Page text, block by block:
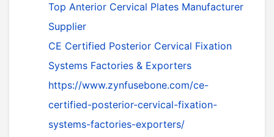
Top Anterior Cervical Plates Manufacturer
Supplier
CE Certified Posterior Cervical Fixation
Systems Factories & Exporters
https://www.zynfusebone.com/ce-
certified-posterior-cervical-fixation-
systems-factories-exporters/